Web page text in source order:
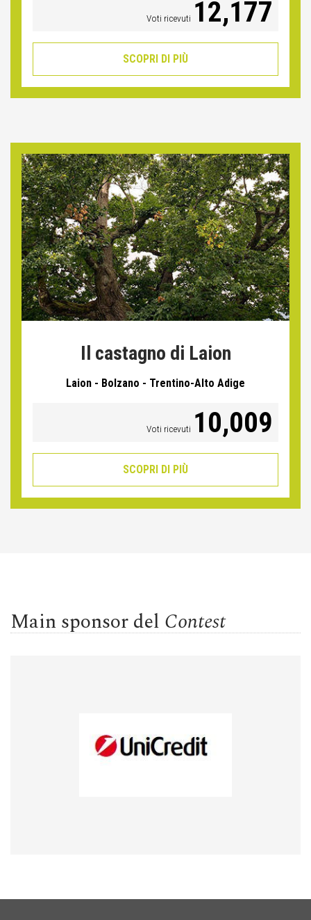
Voti ricevuti 12,177
SCOPRI DI PIÙ
Il castagno di Laion
Laion - Bolzano - Trentino-Alto Adige
Voti ricevuti 10,009
SCOPRI DI PIÙ
Main sponsor del Contest